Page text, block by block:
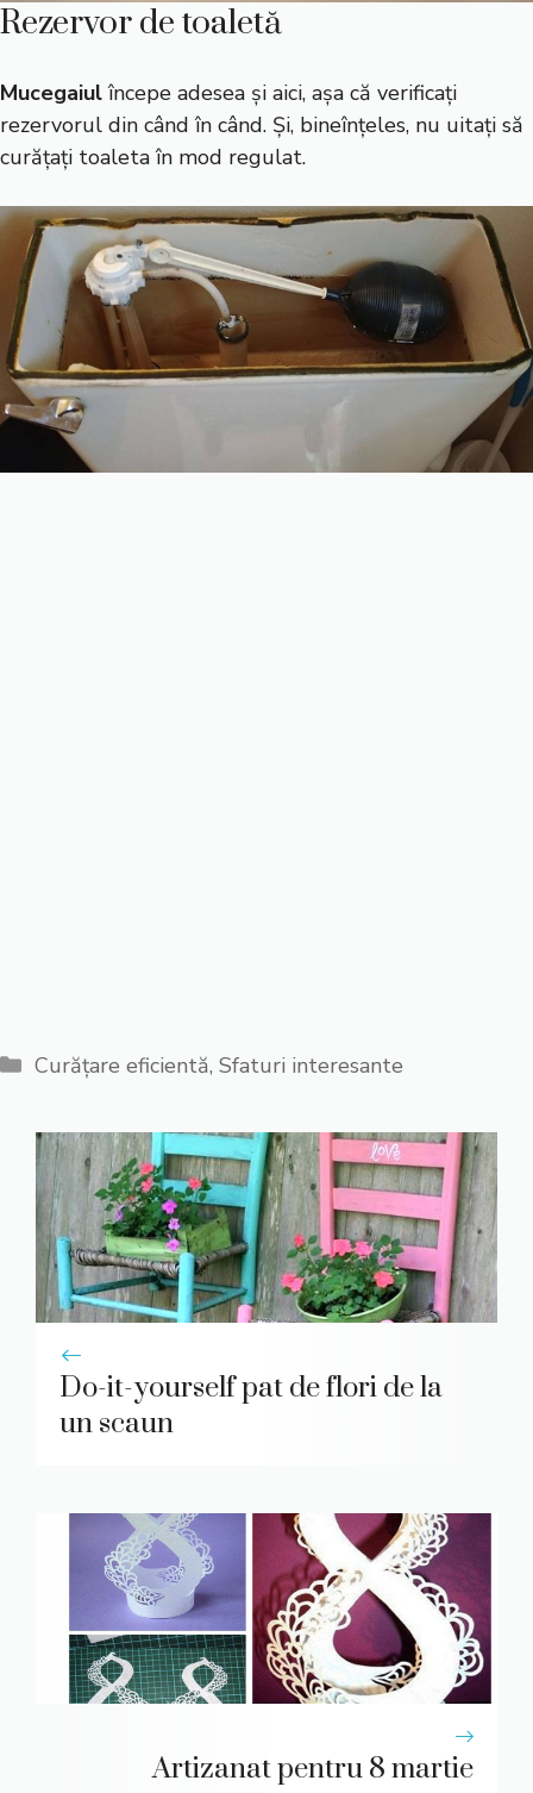
Rezervor de toaletă
Mucegaiul începe adesea și aici, așa că verificați
rezervorul din când în când. Și, bineînțeles, nu uitați să
curățați toaleta în mod regulat.
Categorii
Curățare eficientă, Sfaturi interesante
Do-it-yourself pat de flori de la
un scaun
Artizanat pentru 8 martie